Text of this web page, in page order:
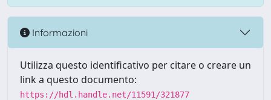
Informazioni
Utilizza questo identificativo per citare o creare un
link a questo documento:
https://hdl.handle.net/11591/321877